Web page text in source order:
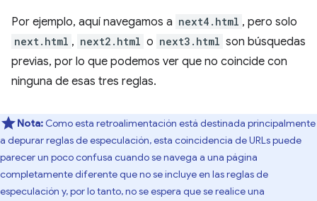
Por ejemplo, aquí navegamos a next4.html , pero solo
next.html , next2.html o next3.html son búsquedas
previas, por lo que podemos ver que no coincide con
ninguna de esas tres reglas.
Nota: Como esta retroalimentación está destinada principalmente
a depurar reglas de especulación, esta coincidencia de URLs puede
parecer un poco confusa cuando se navega a una página
completamente diferente que no se incluye en las reglas de
especulación y, por lo tanto, no se espera que se realice una